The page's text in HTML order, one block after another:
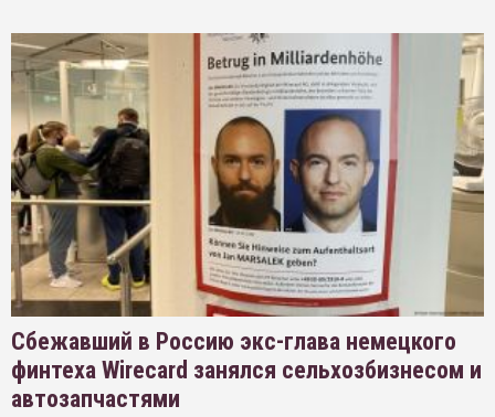
Сбежавший в Россию экс-глава немецкого
финтеха Wirecard занялся сельхозбизнесом и
автозапчастями